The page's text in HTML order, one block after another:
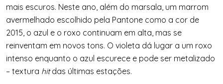
mais escuros. Neste ano, além do marsala, um marrom
avermelhado escolhido pela Pantone como a cor de
2015, o azul e o roxo continuam em alta, mas se
reinventam em novos tons. O violeta dá lugar a um roxo
intenso enquanto o azul escurece e pode ser metalizado
– textura hitdas últimas estações.